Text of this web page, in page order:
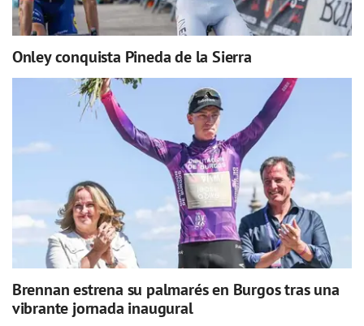
Onley conquista Pineda de la Sierra
Brennan estrena su palmarés en Burgos tras una
vibrante jornada inaugural